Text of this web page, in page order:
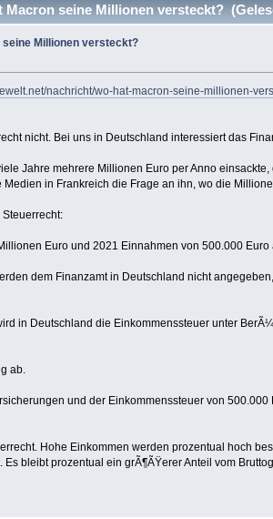
Macron seine Millionen versteckt?
seine Millionen versteckt?
nachricht/wo-hat-macron-seine-millionen-
nicht. Bei uns in Deutschland interessiert das
Jahre mehrere Millionen Euro per Anno
in Frankreich die Frage an ihn, wo die
Euro und 2021 Einnahmen von 500.000
dem Finanzamt in Deutschland nicht
in Deutschland die Einkommenssteuer unter
ab.
und der Einkommenssteuer von
Hohe Einkommen werden prozentual hoch
bleibt prozentual ein grÃ¶ÃŸerer Anteil vom